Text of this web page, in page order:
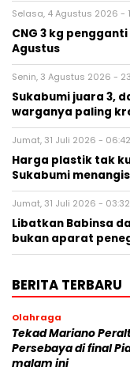
Selasa, 4 Agustus 2026 -
CNG 3 kg
Agustus
Senin, 3 Agustus 2026 -
Sukabumi juara 3,
warganya paling
Jumat, 31 Juli 2026 -
Harga plastik tak
Sukabumi menangis
Jumat, 31 Juli 2026 - 03:32
Libatkan Babinsa
bukan aparat
BERITA TERBARU
Olahraga
Tekad Mariano
Persebaya di final
malam ini